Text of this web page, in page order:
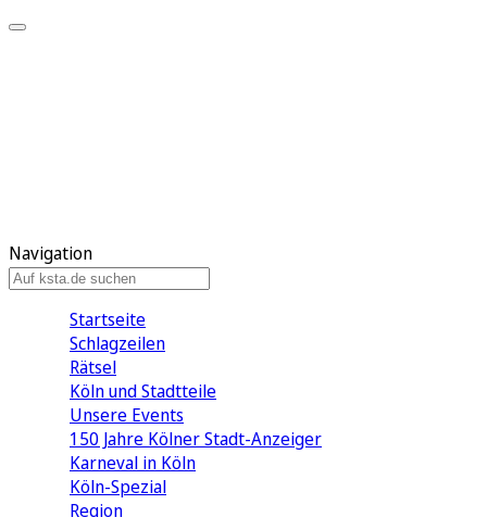
Navigation
Startseite
Schlagzeilen
Rätsel
Köln und Stadtteile
Unsere Events
150 Jahre Kölner Stadt-Anzeiger
Karneval in Köln
Köln-Spezial
Region